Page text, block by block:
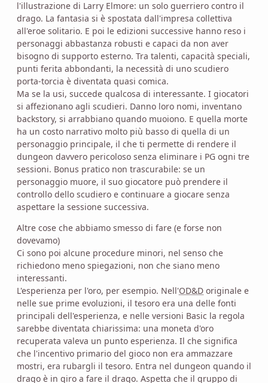
l'illustrazione di Larry Elmore: un solo guerriero contro il
drago. La fantasia si è spostata dall'impresa collettiva
all'eroe solitario. E poi le edizioni successive hanno reso i
personaggi abbastanza robusti e capaci da non aver
bisogno di supporto esterno. Tra talenti, capacità speciali,
punti ferita abbondanti, la necessità di uno scudiero
porta-torcia è diventata quasi comica.
Ma se la usi, succede qualcosa di interessante. I giocatori
si affezionano agli scudieri. Danno loro nomi, inventano
backstory, si arrabbiano quando muoiono. E quella morte
ha un costo narrativo molto più basso di quella di un
personaggio principale, il che ti permette di rendere il
dungeon davvero pericoloso senza eliminare i PG ogni tre
sessioni. Bonus pratico non trascurabile: se un
personaggio muore, il suo giocatore può prendere il
controllo dello scudiero e continuare a giocare senza
aspettare la sessione successiva.
Altre cose che abbiamo smesso di fare (e forse non
dovevamo)
Ci sono poi alcune procedure minori, nel senso che
richiedono meno spiegazioni, non che siano meno
interessanti.
L'esperienza per l'oro, per esempio. Nell'OD&D originale e
nelle sue prime evoluzioni, il tesoro era una delle fonti
principali dell'esperienza, e nelle versioni Basic la regola
sarebbe diventata chiarissima: una moneta d'oro
recuperata valeva un punto esperienza. Il che significa
che l'incentivo primario del gioco non era ammazzare
mostri, era rubargli il tesoro. Entra nel dungeon quando il
drago è in giro a fare il drago. Aspetta che il gruppo di